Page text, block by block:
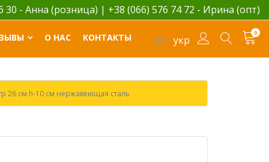
30 - Анна (розница) | +38 (066) 576 74 72 - Ирина (опт)
рус укр
0
О НАС КОНТАКТЫ
26 см h-10 см нержавеющая сталь